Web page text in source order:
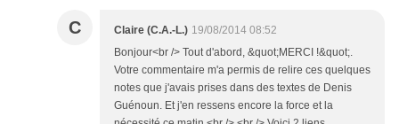
C Claire (C.A.-L.) 19/08/2014 08:52
Bonjour<br /> Tout d'abord, &quot;MERCI !&quot;.
Votre commentaire m'a permis de relire ces quelques
notes que j'avais prises dans des textes de Denis
Guénoun. Et j'en ressens encore la force et la